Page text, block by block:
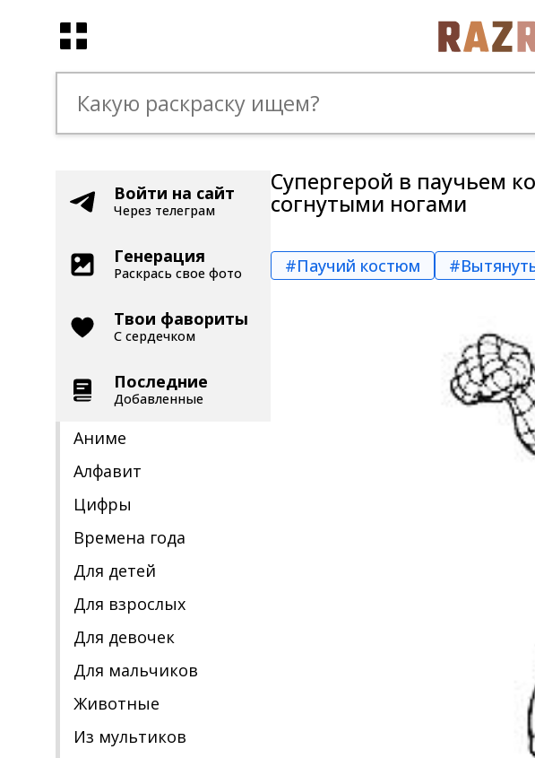
Войти на сайт
Через телеграм
Генерация
Раскрась свое фото
Твои фавориты
С сердечком
Последние
Добавленные
Аниме
Алфавит
Цифры
Времена года
Для детей
Для взрослых
Для девочек
Для мальчиков
Животные
Из мультиков
Cупергерой в паучьем
согнутыми ногами
#Паучий костюм